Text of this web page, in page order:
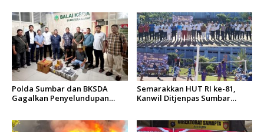
Polda Sumbar dan BKSDA
Gagalkan Penyelundupan
Semarakkan HUT RI ke-81,
Kanwil Ditjenpas Sumbar